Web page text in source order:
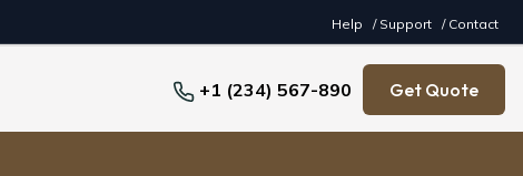
Help / Support / Contact
+1 (234) 567-890 Get Quote